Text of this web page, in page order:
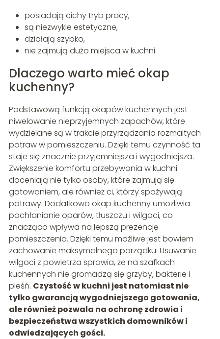
posiadają cichy tryb pracy,
są niezwykle estetyczne,
działają szybko,
nie zajmują dużo miejsca w kuchni.
Dlaczego warto mieć okap
kuchenny?
Podstawową funkcją okapów kuchennych jest
niwelowanie nieprzyjemnych zapachów, które
wydzielane są w trakcie przyrządzania rozmaitych
potraw w pomieszczeniu. Dzięki temu czynność ta
staje się znacznie przyjemniejsza i wygodniejsza.
Zwiększenie komfortu przebywania w kuchni
doceniają nie tylko osoby, które zajmują się
gotowaniem, ale również ci, którzy spożywają
potrawy. Dodatkowo okap kuchenny umożliwia
pochłanianie oparów, tłuszczu i wilgoci, co
znacząco wpływa na lepszą prezencję
pomieszczenia. Dzięki temu możliwe jest bowiem
zachowanie maksymalnego porządku. Usuwanie
wilgoci z powietrza sprawia, że na szafkach
kuchennych nie gromadzą się grzyby, bakterie i
pleśń. Czystość w kuchni jest natomiast nie
tylko gwarancją wygodniejszego gotowania,
ale również pozwala na ochronę zdrowia i
bezpieczeństwa wszystkich domowników i
odwiedzających gości.